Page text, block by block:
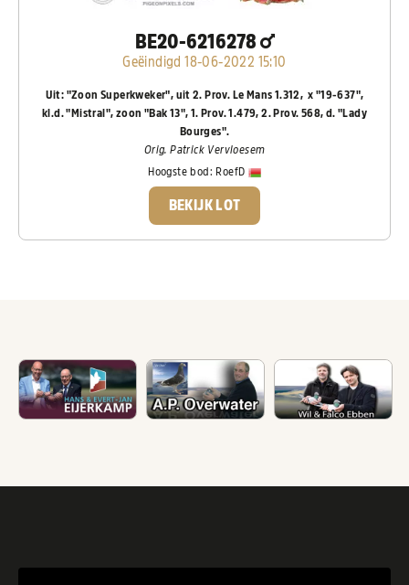
BE20-6216278
Geëindigd 18-06-2022 15:10
Uit: "Zoon Superkweker", uit 2. Prov. Le Mans 1.312, x "19-637",
kl.d. "Mistral", zoon "Bak 13", 1. Prov. 1.479, 2. Prov. 568, d. "Lady
Bourges".
Orig. Patrick Vervloesem
Hoogste bod:RoefD
BEKIJK LOT